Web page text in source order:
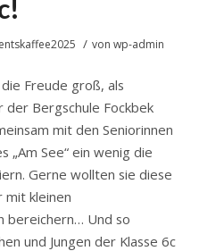
/ vonwp-admin
Freude groß, als
der Bergschule Fockbek
mit den Seniorinnen
„Am See“ ein wenig die
Gerne wollten sie diese
mit kleinen
bereichern… Und so
und Jungen der Klasse 6c